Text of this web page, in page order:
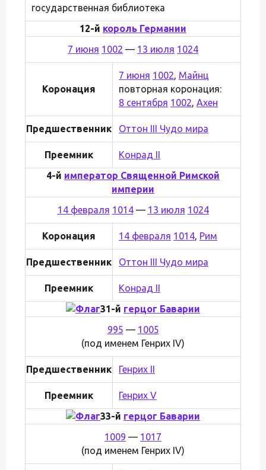
государственная библиотека
12-й король Германии
7 июня 1002 — 13 июля 1024
Коронация
7 июня 1002, Майнц
повторная коронация:
8 сентября 1002, Ахен
Предшественник Оттон III Чудо мира
Преемник
Конрад II
4-й император Священной Римской
империи
14 февраля 1014— 13 июля 1024
Коронация 14 февраля 1014, Рим
Предшественник Оттон III Чудо мира
Преемник
Конрад II
31-й герцог Баварии
995 — 1005
(под именем Генрих IV)
Предшественник Генрих II
Преемник
Генрих V
33-й герцог Баварии
1009 — 1017
(под именем Генрих IV)